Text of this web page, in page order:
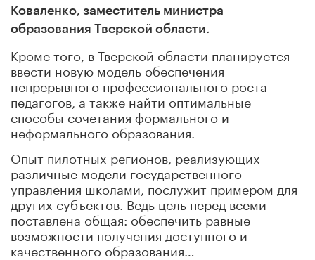
Коваленко, заместитель министра
образования Тверской области
Кроме того, в Тверской области планируется
ввести новую модель обеспечения
непрерывного профессионального роста
педагогов, а также найти оптимальные
способы сочетания формального и
неформального образования.
Опыт пилотных регионов, реализующих
различные модели государственного
управления школами, послужит примером для
других субъектов. Ведь цель перед всеми
поставлена общая: обеспечить равные
возможности получения доступного и
качественного образования…